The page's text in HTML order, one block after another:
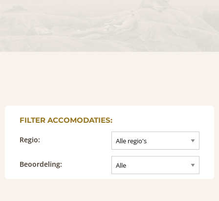
FILTER ACCOMODATIES:
Regio:
Beoordeling: